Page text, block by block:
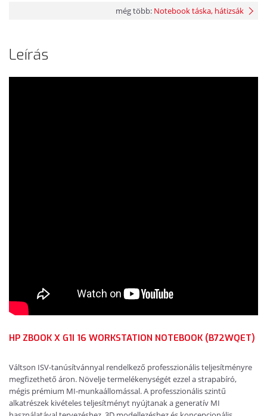
még több: Notebook táska, hátizsák
Leírás
HP ZBOOK X G1I 16 WORKSTATION NOTEBOOK (B72WQET)
Váltson ISV-tanúsítvánnyal rendelkező professzionális teljesítményre
megfizethető áron. Növelje termelékenységét ezzel a strapabíró,
mégis prémium MI-munkaállomással. A professzionális szintű
alkatrészek kivételes teljesítményt nyújtanak a generatív MI